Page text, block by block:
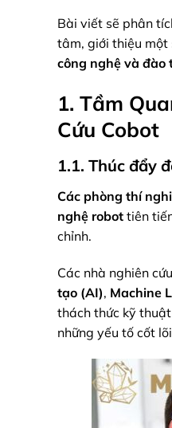
Bài viết sẽ phân
tâm, giới thiệu một
công nghệ và đào
1. Tầm
Cứu Cobot
1.1. Thúc đẩy
Các phòng thí
nghệ robot tiên
chỉnh.
Các nhà nghiên
tạo (AI), Machine
thách thức kỹ
những yếu tố cốt